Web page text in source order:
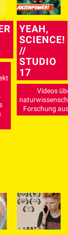
YEAH,
SCIENCE!
//
STUDIO
17
Videos
Forschung